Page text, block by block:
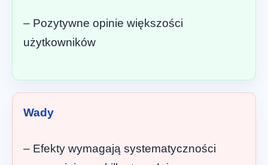
– Pozytywne opinie większości
użytkowników
Wady
– Efekty wymagają systematyczności